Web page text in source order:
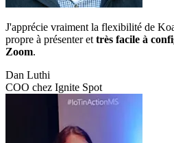
J'apprécie vraiment la flexibilité de
propre à présenter et très facile à
Zoom.
Dan Luthi
COO chez Ignite Spot